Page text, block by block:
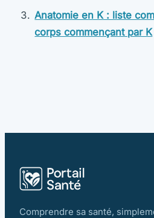
Anatomie en K : liste
corps commençant par K
Comprendre sa santé,